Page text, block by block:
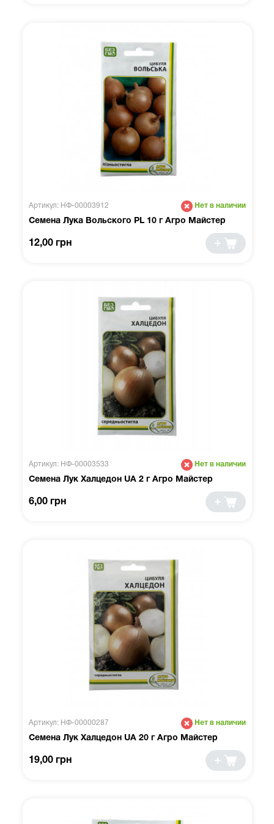
Артикул: НФ-00003912 Нет в наличии
Семена Лука Вольского PL 10 г Агро Майстер
12,00 грн
Артикул: НФ-00003533 Нет в наличии
Семена Лук Халцедон UA 2 г Агро Майстер
6,00 грн
Артикул: НФ-00000287 Нет в наличии
Семена Лук Халцедон UA 20 г Агро Майстер
19,00 грн